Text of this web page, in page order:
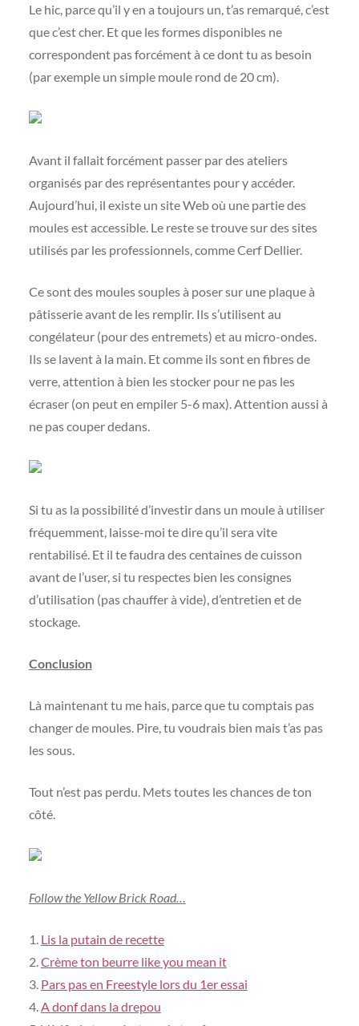
Le hic, parce qu’il y en a toujours un, t’as remarqué, c’est
que c’est cher. Et que les formes disponibles ne
correspondent pas forcément à ce dont tu as besoin
(par exemple un simple moule rond de 20 cm).
Avant il fallait forcément passer par des ateliers
organisés par des représentantes pour y accéder.
Aujourd’hui, il existe un site Web où une partie des
moules est accessible. Le reste se trouve sur des sites
utilisés par les professionnels, comme Cerf Dellier.
Ce sont des moules souples à poser sur une plaque à
pâtisserie avant de les remplir. Ils s’utilisent au
congélateur (pour des entremets) et au micro-ondes.
Ils se lavent à la main. Et comme ils sont en fibres de
verre, attention à bien les stocker pour ne pas les
écraser (on peut en empiler 5-6 max). Attention aussi à
ne pas couper dedans.
Si tu as la possibilité d’investir dans un moule à utiliser
fréquemment, laisse-moi te dire qu’il sera vite
rentabilisé. Et il te faudra des centaines de cuisson
avant de l’user, si tu respectes bien les consignes
d’utilisation (pas chauffer à vide), d’entretien et de
stockage.
Conclusion
Là maintenant tu me hais, parce que tu comptais pas
changer de moules. Pire, tu voudrais bien mais t’as pas
les sous.
Tout n’est pas perdu. Mets toutes les chances de ton
côté.
Follow the Yellow Brick Road…
1. Lis la putain de recette
2. Crème ton beurre like you mean it
3. Pars pas en Freestyle lors du 1er essai
4. A donf dans la drepou